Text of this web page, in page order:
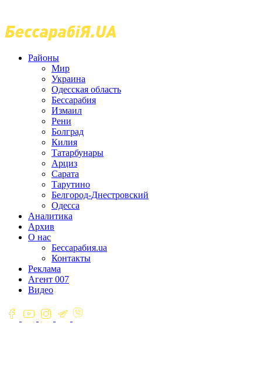
Районы
Мир
Украина
Одесская область
Бессарабия
Измаил
Рени
Болград
Килия
Татарбунары
Арциз
Сарата
Тарутино
Белгород-Днестровский
Одесса
Аналитика
Архив
О нас
Бессарабия.ua
Контакты
Реклама
Агент 007
Видео